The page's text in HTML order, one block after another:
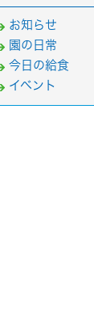
お知らせ
園の日常
今日の給食
イベント